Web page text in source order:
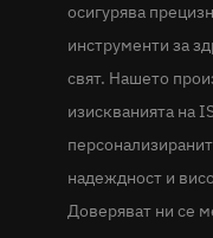
осигурява
инструменти за
свят. Нашето
изискванията на
надеждност и
Доверяват ни се